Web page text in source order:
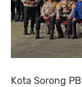
Kota Sorong